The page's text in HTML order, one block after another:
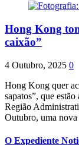
Hong Kong
caixão”
4 Outubro, 2025 0
Hong Kong quer
sapatos”, que
Região
Outubro, uma
O Expediente